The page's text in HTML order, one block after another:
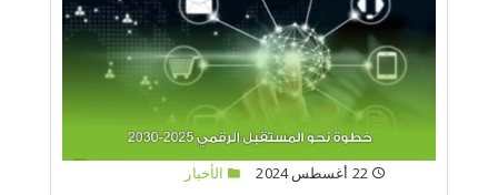
22 أغسطس 2024
الأخبار